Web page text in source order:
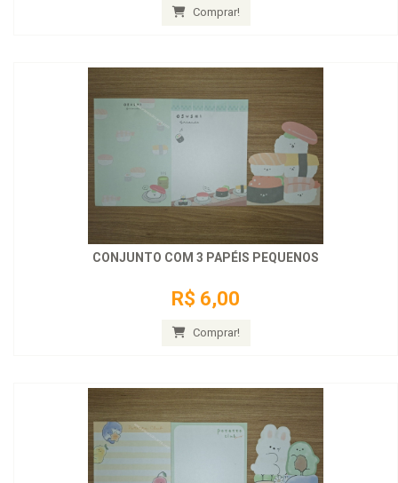
Comprar!
CONJUNTO COM 3 PAPÉIS PEQUENOS
R$ 6,00
Comprar!